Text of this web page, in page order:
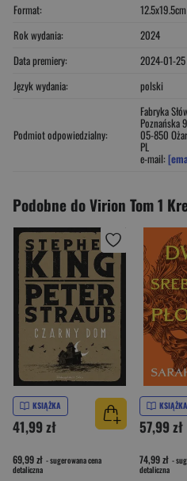
Format:
12.5x19.5cm
Rok wydania:
2024
Data premiery:
2024-01-25
Język wydania:
polski
Podmiot odpowiedzialny:
Fabryka
Poznańska
05-850
PL
e-mail:
Podobne do Virion Tom 1
KSIĄŻKA
41,99 zł
69,99 zł - sugerowana cena
detaliczna
KSIĄŻKA
57,99 zł
74,99 zł -
detaliczna